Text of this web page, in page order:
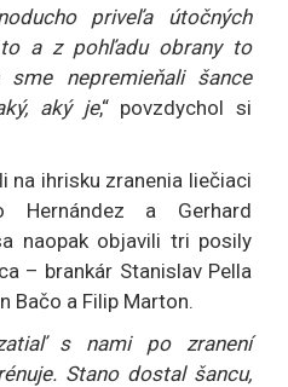
priveľa útočných
a z pohľadu obrany to
nepremieňali šance
aký je,“ povzdychol si
na ihrisku zranenia liečiaci
Hernández a Gerhard
naopak objavili tri posily
– brankár Stanislav Pella
Bačo a Filip Marton.
s nami po zranení
Stano dostal šancu,